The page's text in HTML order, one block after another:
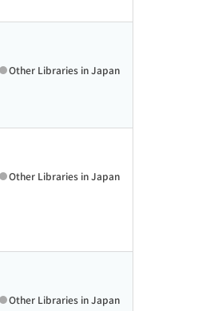
Other Libraries in Japan
Other Libraries in Japan
Other Libraries in Japan